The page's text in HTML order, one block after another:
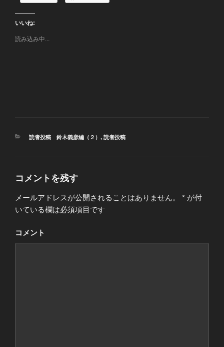
いいね:
読み込み中...
カ
読者投稿 鈴木義彦編（２） , 読者投稿
コメントを残す
メールアドレスが公開されることはありません。 * が付
いている欄は必須項目です
コメント